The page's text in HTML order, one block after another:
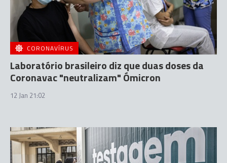
CORONAVÍRUS
Laboratório brasileiro diz que duas doses da
Coronavac "neutralizam" Ómicron
12 Jan 21:02